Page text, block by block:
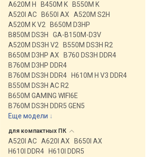
A620M H B450M K
B550M K
A520I AC
B650I AX
A520M S2H
A520M K V2
B650M D3HP
B850M DS3H
GA-B150M-D3V
A520M DS3H V2
B550M DS3H R2
B650M D3HP AX
B760 DS3H DDR4
B760M D3HP DDR4
B760M DS3H DDR4
H610M H V3 DDR4
B550M DS3H AC R2
B650M GAMING WIFI6E
B760M DS3H DDR5 GEN5
Еще модели ↓
для компактных ПК
A520I AC A620I AX
B650I AX
H610I DDR4
H610I DDR5